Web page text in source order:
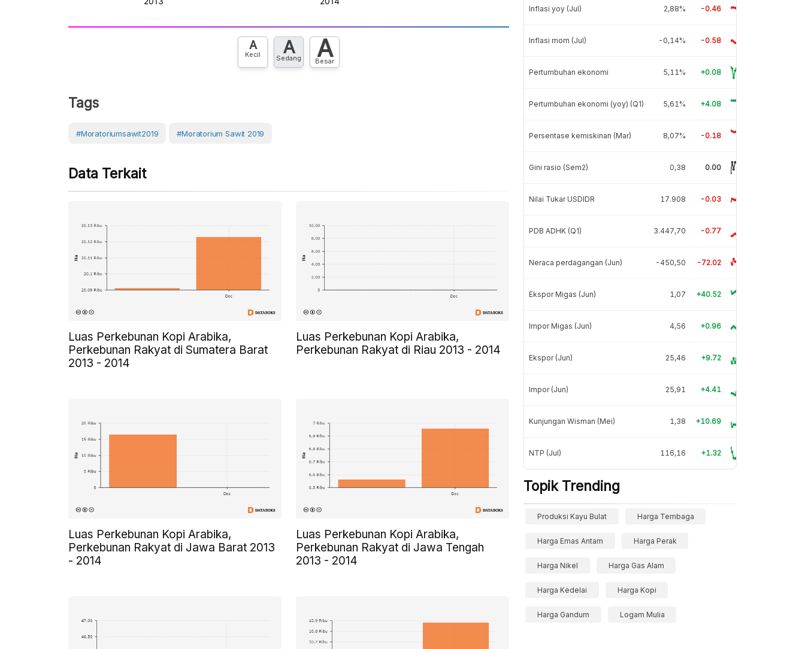
A
Kecil A
Sedang A
Besar
Tags
#Moratoriumsawit2019 #Moratorium Sawit 2019
Data Terkait
Luas Perkebunan Kopi Arabika,
Perkebunan Rakyat di Sumatera Barat
2013 - 2014
Luas Perkebunan Kopi Arabika,
Perkebunan Rakyat di Riau 2013 - 2014
Luas Perkebunan Kopi Arabika,
Perkebunan Rakyat di Jawa Barat 2013
- 2014
Luas Perkebunan Kopi Arabika,
Perkebunan Rakyat di Jawa Tengah
2013 - 2014
Inflasi yoy (Jul) 2,88% -0.46
Inflasi mom (Jul) -0,14% -0.58
Pertumbuhan ekonomi 5,11% +0.08
Pertumbuhan ekonomi (yoy) (Q1) 5,61% +4.08
Persentase kemiskinan (Mar) 8,07% -0.18
Gini rasio (Sem2) 0,38 0.00
Nilai Tukar USDIDR 17.908 -0.03
PDB ADHK (Q1) 3.447,70 -0.77
Neraca perdagangan (Jun) -450,50 -72.02
Ekspor Migas (Jun) 1,07 +40.52
Impor Migas (Jun) 4,56 +0.96
Ekspor (Jun) 25,46 +9.72
Impor (Jun) 25,91 +4.41
Kunjungan Wisman (Mei) 1,38 +10.69
NTP (Jul) 116,16 +1.32
Topik Trending
Produksi Kayu Bulat Harga Tembaga
Harga Emas Antam Harga Perak
Harga Nikel Harga Gas Alam
Harga Kedelai Harga Kopi
Harga Gandum Logam Mulia